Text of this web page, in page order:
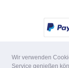
Wir verwenden
Service genießen